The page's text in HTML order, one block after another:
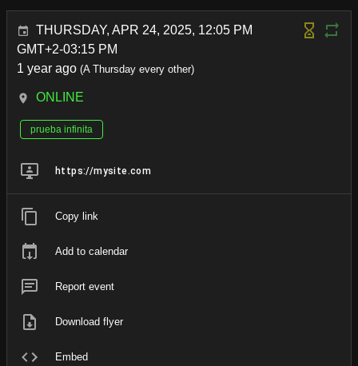
THURSDAY, APR 24, 2025, 12:05 PM
GMT+2-03:15 PM
1 year ago (A Thursday every other)
ONLINE
prueba infinita
https://mysite.com
Copy link
Add to calendar
Report event
Download flyer
Embed